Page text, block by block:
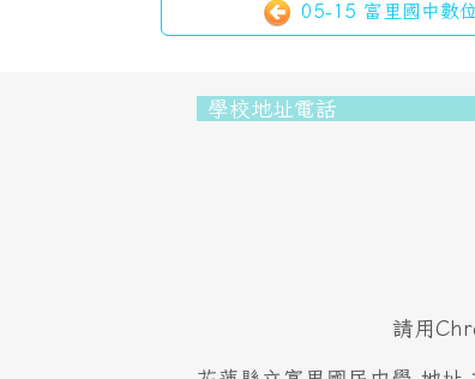
05-15 富里國中數
頁尾區域內容
學校地址電話
請用